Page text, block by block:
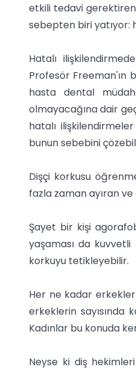
etkili tedavi
sebepten biri yatıyor:
Hatalı
Profesör Freeman'ın
hasta dental
olmayacağına dair
hatalı
bunun sebebini
Dişçi korkusu
fazla zaman ayıran
Şayet bir kişi
yaşaması da
korkuyu tetikleyebilir.
Her ne kadar
erkeklerin sayısında
Kadınlar bu konuda
Neyse ki diş